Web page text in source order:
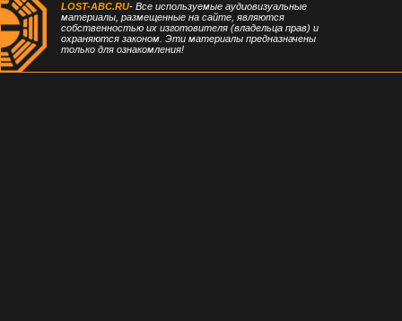
LOST-ABC.RU- Все используемые аудиовизуальные
материалы, размещенные на сайте, являются
собственностью их изготовителя (владельца прав) и
охраняются законом. Эти материалы предназначены
только для ознакомления!